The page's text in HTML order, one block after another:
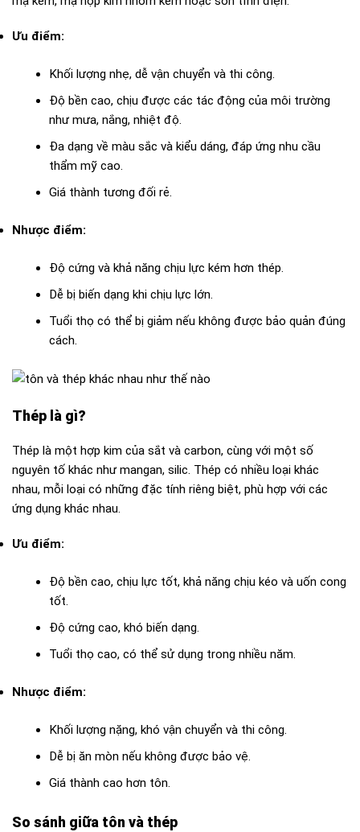
Ưu điểm:
Khối lượng nhẹ, dễ vận chuyển và thi công.
Độ bền cao, chịu được các tác động của môi trường
như mưa, nắng, nhiệt độ.
Đa dạng về màu sắc và kiểu dáng, đáp ứng nhu cầu
thẩm mỹ cao.
Giá thành tương đối rẻ.
Nhược điểm:
Độ cứng và khả năng chịu lực kém hơn thép.
Dễ bị biến dạng khi chịu lực lớn.
Tuổi thọ có thể bị giảm nếu không được bảo quản đúng
cách.
Thép là gì?
Thép là một hợp kim của sắt và carbon, cùng với một số
nguyên tố khác như mangan, silic. Thép có nhiều loại khác
nhau, mỗi loại có những đặc tính riêng biệt, phù hợp với các
ứng dụng khác nhau.
Ưu điểm:
Độ bền cao, chịu lực tốt, khả năng chịu kéo và uốn cong
tốt.
Độ cứng cao, khó biến dạng.
Tuổi thọ cao, có thể sử dụng trong nhiều năm.
Nhược điểm:
Khối lượng nặng, khó vận chuyển và thi công.
Dễ bị ăn mòn nếu không được bảo vệ.
Giá thành cao hơn tôn.
So sánh giữa tôn và thép